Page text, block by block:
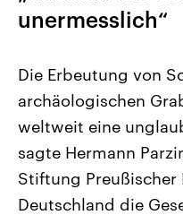
Landtagswahl Sachsen-
2026
Alle Informationen
Sachsen-Anhalt wählt am
September 2026 einen
Landtag. Seit 2021 wird
Bundesland von einer
unermesslich“
Die Erbeutung von
archäologischen
weltweit eine
sagte Hermann
Stiftung Preußischer
Deutschland die